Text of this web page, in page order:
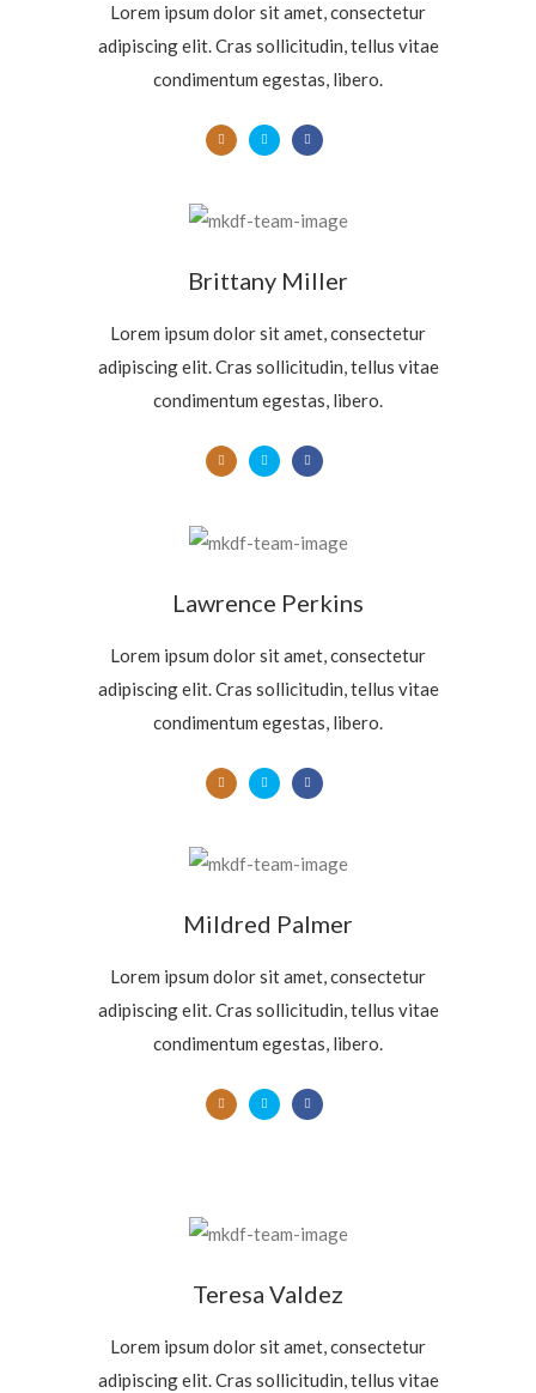
Lorem ipsum dolor sit amet, consectetur
adipiscing elit. Cras sollicitudin, tellus vitae
condimentum egestas, libero.
Brittany Miller
Lorem ipsum dolor sit amet, consectetur
adipiscing elit. Cras sollicitudin, tellus vitae
condimentum egestas, libero.
Lawrence Perkins
Lorem ipsum dolor sit amet, consectetur
adipiscing elit. Cras sollicitudin, tellus vitae
condimentum egestas, libero.
Mildred Palmer
Lorem ipsum dolor sit amet, consectetur
adipiscing elit. Cras sollicitudin, tellus vitae
condimentum egestas, libero.
Teresa Valdez
Lorem ipsum dolor sit amet, consectetur
adipiscing elit. Cras sollicitudin, tellus vitae